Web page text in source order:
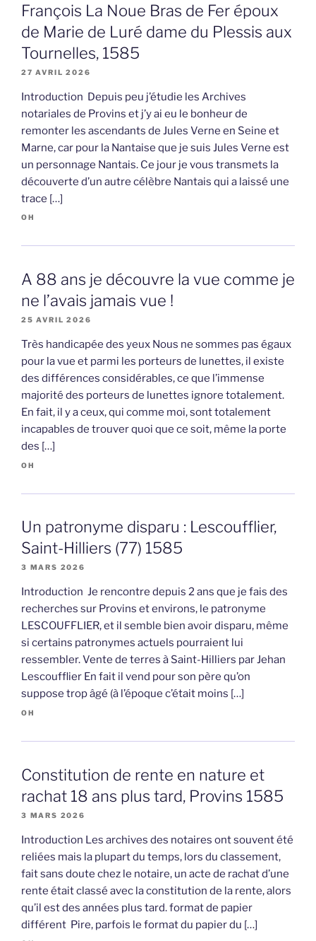
François La Noue Bras de Fer époux
de Marie de Luré dame du Plessis aux
Tournelles, 1585
27 AVRIL 2026
Introduction Depuis peu j’étudie les Archives
notariales de Provins et j’y ai eu le bonheur de
remonter les ascendants de Jules Verne en Seine et
Marne, car pour la Nantaise que je suis Jules Verne est
un personnage Nantais. Ce jour je vous transmets la
découverte d’un autre célèbre Nantais qui a laissé une
trace […]
OH
A 88 ans je découvre la vue comme je
ne l’avais jamais vue !
25 AVRIL 2026
Très handicapée des yeux Nous ne sommes pas égaux
pour la vue et parmi les porteurs de lunettes, il existe
des différences considérables, ce que l’immense
majorité des porteurs de lunettes ignore totalement.
En fait, il y a ceux, qui comme moi, sont totalement
incapables de trouver quoi que ce soit, même la porte
des […]
OH
Un patronyme disparu : Lescoufflier,
Saint-Hilliers (77) 1585
3 MARS 2026
Introduction Je rencontre depuis 2 ans que je fais des
recherches sur Provins et environs, le patronyme
LESCOUFFLIER, et il semble bien avoir disparu, même
si certains patronymes actuels pourraient lui
ressembler. Vente de terres à Saint-Hilliers par Jehan
Lescoufflier En fait il vend pour son père qu’on
suppose trop âgé (à l’époque c’était moins […]
OH
Constitution de rente en nature et
rachat 18 ans plus tard, Provins 1585
3 MARS 2026
Introduction Les archives des notaires ont souvent été
reliées mais la plupart du temps, lors du classement,
fait sans doute chez le notaire, un acte de rachat d’une
rente était classé avec la constitution de la rente, alors
qu’il est des années plus tard. format de papier
différent Pire, parfois le format du papier du […]